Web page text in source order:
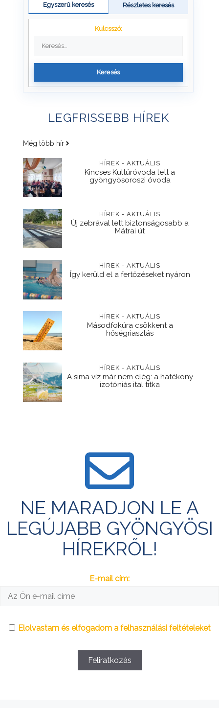
Egyszerű keresés Részletes keresés
Kulcsszó:
Keresés
LEGFRISSEBB HÍREK
Még több hír
HÍREK - AKTUÁLIS
Kincses Kultúróvoda lett a
gyöngyösoroszi óvoda
HÍREK - AKTUÁLIS
Új zebrával lett biztonságosabb a
Mátrai út
HÍREK - AKTUÁLIS
Így kerüld el a fertőzéseket nyáron
HÍREK - AKTUÁLIS
Másodfokúra csökkent a
hőségriasztás
HÍREK - AKTUÁLIS
A sima víz már nem elég: a hatékony
izotóniás ital titka
NE MARADJON LE A
LEGÚJABB GYÖNGYÖSI
HÍREKRŐL!
E-mail cím:
Elolvastam és elfogadom a felhasználási feltételeket